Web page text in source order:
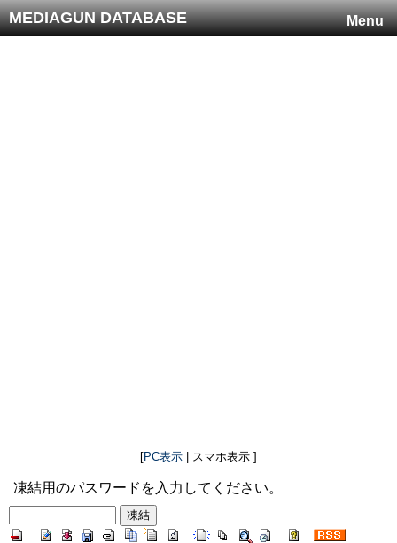
Menu
MEDIAGUN DATABASE
[PC表示 | スマホ表示 ]
凍結用のパスワードを入力してください。